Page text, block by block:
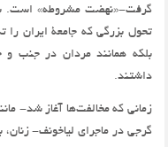
گرفت-«نهضت مشروطه» است.
تحول بزرگي كه جامعة ايران را
بلكه همانند مردان در جنب
داشتند.
زماني كه مخالفت‌ها آغاز شد-
گرجي در ماجراي لياخونف-